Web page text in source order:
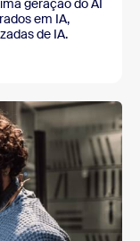
em IA,
de IA.